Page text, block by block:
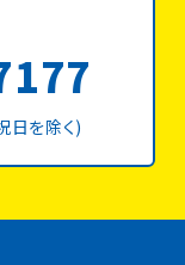
日を除く)